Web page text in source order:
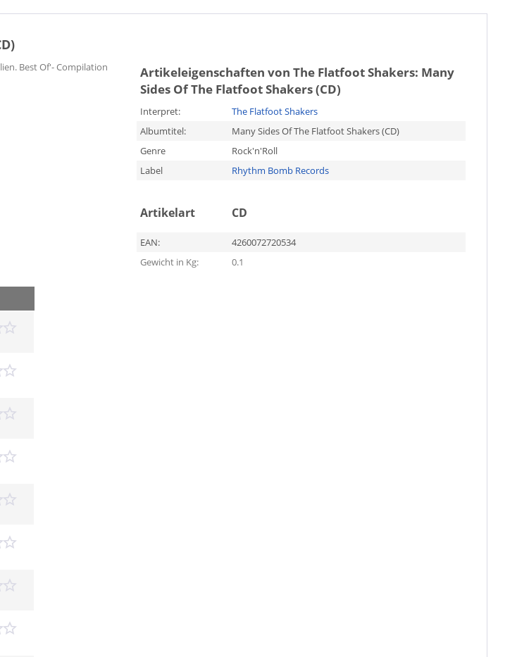
Best Of'- Compilation
Artikeleigenschaften von The Flatfoot Shakers: Many
Sides Of The Flatfoot Shakers (CD)
Interpret:
The Flatfoot Shakers
Albumtitel:
Many Sides Of The Flatfoot Shakers (CD)
Genre
Rock'n'Roll
Label
Rhythm Bomb Records
Artikelart CD
EAN:
4260072720534
Gewicht in Kg:
0.1